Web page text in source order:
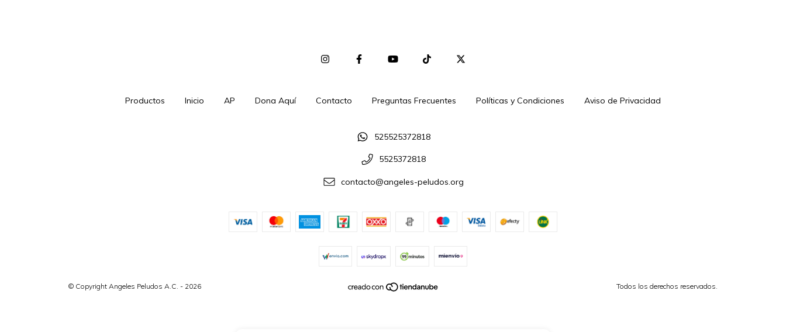
Productos Inicio AP Dona Aquí Contacto Preguntas Frecuentes Políticas y Condiciones Aviso de Privacidad
525525372818
5525372818
contacto@angeles-peludos.org
© Copyright Angeles Peludos A.C. - 2026 Todos los derechos reservados.